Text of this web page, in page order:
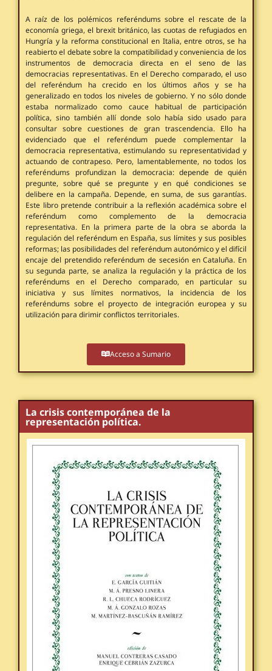
A raíz de los polémicos referéndums sobre el rescate de la
economía griega, el brexit británico, las cuotas de refugiados en
Hungría y la reforma constitucional en Italia, entre otros, se ha
reabierto el debate sobre la compatibilidad y conveniencia de los
instrumentos de democracia directa en el seno de las
democracias representativas. En el Derecho comparado, el uso
del referéndum ha crecido en los últimos años y se ha
generalizado en todos los niveles de gobierno. Y no sólo donde
estaba normalizado como cauce habitual de participación
política, sino también allí donde solo había sido usado para
consultar sobre cuestiones de gran trascendencia. Ello ha
evidenciado que el referéndum puede complementar la
democracia representativa, estimulando su representatividad y
actuando de contrapeso. Pero, lamentablemente, no todos los
referéndums profundizan la democracia: depende de quién
pregunte, sobre qué se pregunte y en qué condiciones se
delibere en la campaña. Depende, en suma, de sus garantías.
Este libro pretende contribuir a la reflexión académica sobre el
referéndum como complemento de la democracia
representativa. En la primera parte de la obra se aborda la
regulación del referéndum en España, sus límites y sus posibles
reformas; las posibilidades del referéndum autonómico y el difícil
encaje del pretendido referéndum de secesión en Cataluña. En
su segunda parte, se analiza la regulación y la práctica de los
referéndums en el Derecho comparado, en particular su
iniciativa y sus límites normativos, la incidencia de los
referéndums sobre el proyecto de integración europea y su
utilización para dirimir conflictos territoriales.
Acceso a Sumario
La crisis contemporánea de la
representación política.